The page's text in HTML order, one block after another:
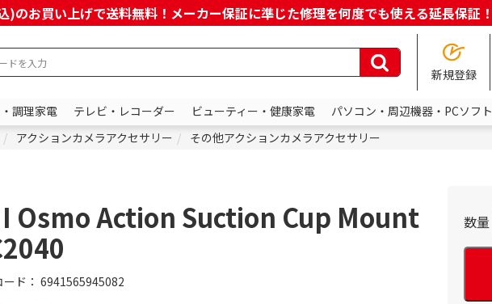
のお買い上げで送料無料！メーカー保証に準じた修理を何度でも使える延長保証！
新規登録
調理家電 テレビ・レコーダー ビューティー・健康家電 パソコン・周辺機器・PCソフト
アクションカメラアクセサリー
その他アクションカメラアクセサリー
Osmo Action Suction Cup Mount
ド： 6941565945082
数量